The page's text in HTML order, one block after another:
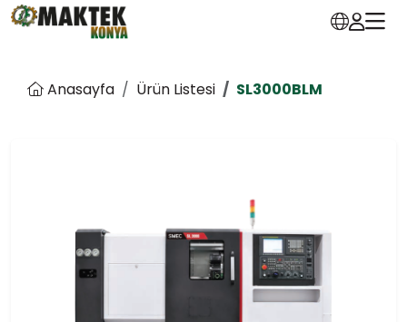
Anasayfa Ürün Listesi SL3000BLM